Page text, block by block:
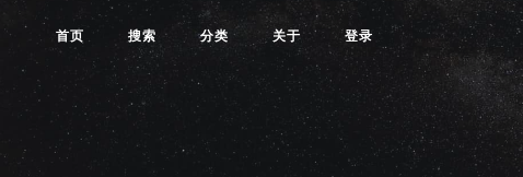
首页 搜索 分类 关于 登录